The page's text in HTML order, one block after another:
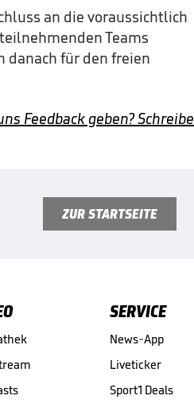
an die voraussichtlich
Teams
danach für den freien
Feedback geben? Schreibe
ZUR STARTSEITE
SERVICE
News-App
Liveticker
Sport1 Deals